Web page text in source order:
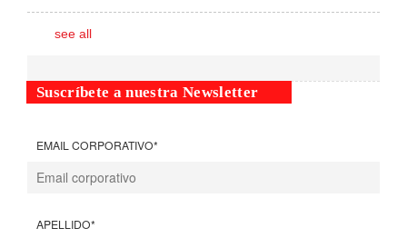
see all
Suscríbete a nuestra Newsletter
EMAIL CORPORATIVO*
APELLIDO*